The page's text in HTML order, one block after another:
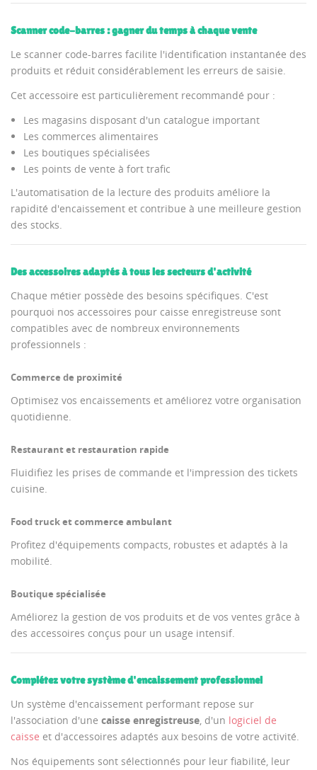
Scanner code-barres : gagner du temps à chaque vente
Le scanner code-barres facilite l'identification instantanée des
produits et réduit considérablement les erreurs de saisie.
Cet accessoire est particulièrement recommandé pour :
Les magasins disposant d'un catalogue important
Les commerces alimentaires
Les boutiques spécialisées
Les points de vente à fort trafic
L'automatisation de la lecture des produits améliore la
rapidité d'encaissement et contribue à une meilleure gestion
des stocks.
Des accessoires adaptés à tous les secteurs d'activité
Chaque métier possède des besoins spécifiques. C'est
pourquoi nos accessoires pour caisse enregistreuse sont
compatibles avec de nombreux environnements
professionnels :
Commerce de proximité
Optimisez vos encaissements et améliorez votre organisation
quotidienne.
Restaurant et restauration rapide
Fluidifiez les prises de commande et l'impression des tickets
cuisine.
Food truck et commerce ambulant
Profitez d'équipements compacts, robustes et adaptés à la
mobilité.
Boutique spécialisée
Améliorez la gestion de vos produits et de vos ventes grâce à
des accessoires conçus pour un usage intensif.
Complétez votre système d'encaissement professionnel
Un système d'encaissement performant repose sur
l'association d'une caisse enregistreuse, d'un logiciel de
caisse et d'accessoires adaptés aux besoins de votre activité.
Nos équipements sont sélectionnés pour leur fiabilité, leur